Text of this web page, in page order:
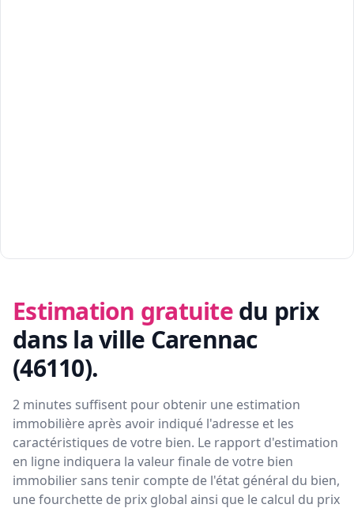
Estimation gratuite du prix
dans la ville Carennac
(46110).
2 minutes suffisent pour obtenir une estimation
immobilière après avoir indiqué l'adresse et les
caractéristiques de votre bien. Le rapport d'estimation
en ligne indiquera la valeur finale de votre bien
immobilier sans tenir compte de l'état général du bien,
une fourchette de prix global ainsi que le calcul du prix